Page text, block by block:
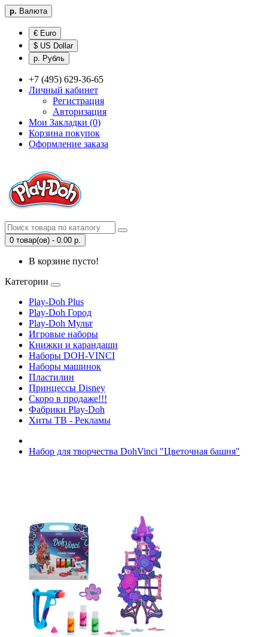
р. Валюта
€ Euro
$ US Dollar
р. Рубль
+7 (495) 629-36-65
Личный кабинет
Регистрация
Авторизация
Мои Закладки (0)
Корзина покупок
Оформление заказа
0 товар(ов) - 0.00 р.
В корзине пусто!
Категории
Play-Doh Plus
Play-Doh Город
Play-Doh Мульт
Игровые наборы
Книжки и карандаши
Наборы DOH-VINCI
Наборы машинок
Пластилин
Принцессы Disney
Скоро в продаже!!!
Фабрики Play-Doh
Хиты ТВ - Рекламы
Набор для творчества DohVinci "Цветочная башня"